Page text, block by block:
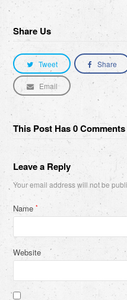
Share Us
Tweet Share
Email
This Post Has 0 Comments
Leave a Reply
Your email address will not be
Name*
Website